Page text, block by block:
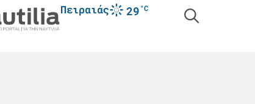
Πειραιάς 29°C